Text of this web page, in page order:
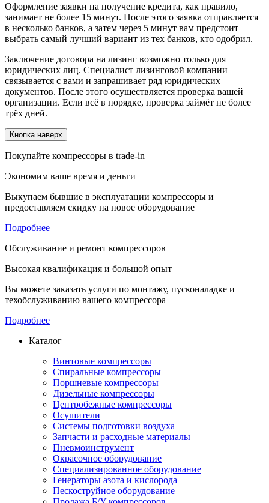
Оформление заявки на получение кредита, как правило,
занимает не более 15 минут. После этого заявка отправляется
в несколько банков, а затем через 5 минут вам предстоит
выбрать самый лучший вариант из тех банков, кто одобрил.
Заключение договора на лизинг возможно только для
юридических лиц. Специалист лизинговой компании
связывается с вами и запрашивает ряд юридических
документов. После этого осуществляется проверка вашей
организации. Если всё в порядке, проверка займёт не более
трёх дней.
Кнопка наверх
Покупайте компрессоры в trade-in
Экономим ваше время и деньги
Выкупаем бывшие в эксплуатации компрессоры и
предоставляем скидку на новое оборудование
Подробнее
Обслуживание и ремонт компрессоров
Высокая квалификация и большой опыт
Вы можете заказать услуги по монтажу, пусконаладке и
техобслуживанию вашего компрессора
Подробнее
Каталог
Винтовые компрессоры
Спиральные компрессоры
Поршневые компрессоры
Дизельные компрессоры
Центробежные компрессоры
Осушители
Системы подготовки воздуха
Запчасти и расходные материалы
Пневмоинструмент
Окрасочное оборудование
Специализированное оборудование
Генераторы азота и кислорода
Пескоструйное оборудование